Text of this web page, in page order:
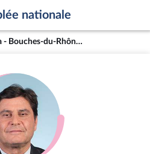
nationale
M. Marc Pena - Bouches-du-Rhône (11e circonscription)